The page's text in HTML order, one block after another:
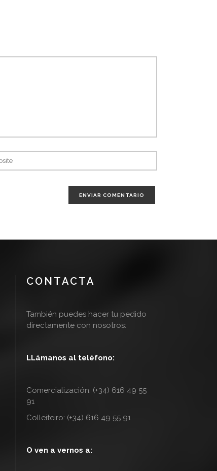
CONTACTA
También puedes hacer tu pedido
directamente con nosotros:
LLámanos al teléfono:
Comercialización: (+34) 616 49 55
91
Colleiteiro: (+34) 616 49 55 91
O ven a vernos a: